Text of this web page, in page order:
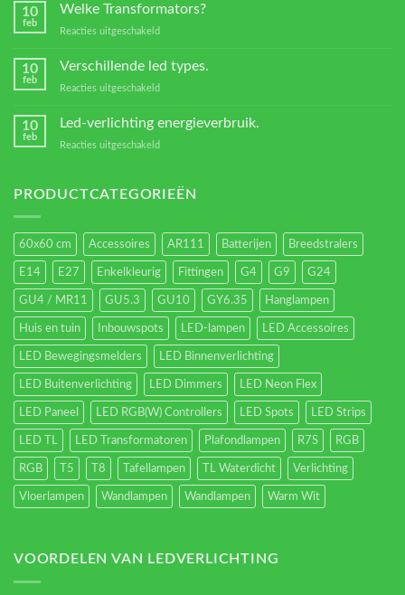
verlichting
10
feb
Welke Transformators?
Reacties uitgeschakeld
Transformators?
10
feb
Verschillende led types.
Reacties uitgeschakeld
10
feb
Led-verlichting energieverbruik.
Reacties uitgeschakeld
energieverbruik.
PRODUCTCATEGORIEËN
60x60 cm Accessoires AR111 Batterijen Breedstralers
E14 E27 Enkelkleurig Fittingen G4 G9 G24
GU4 / MR11 GU5.3 GU10 GY6.35 Hanglampen
Huis en tuin Inbouwspots LED-lampen LED Accessoires
LED Bewegingsmelders LED Binnenverlichting
LED Buitenverlichting LED Dimmers LED Neon Flex
LED Paneel LED RGB(W) Controllers LED Spots LED Strips
LED TL LED Transformatoren Plafondlampen R7S RGB
RGB T5 T8 Tafellampen TL Waterdicht Verlichting
Vloerlampen Wandlampen Wandlampen Warm Wit
VOORDELEN VAN LEDVERLICHTING